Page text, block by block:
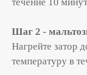
Шаг 2 -
Нагрейте затор
температуру в